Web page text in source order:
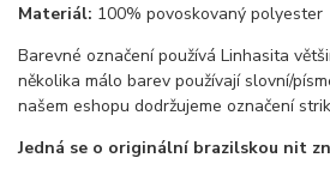
Materiál: 100% povoskovaný polyester
Barevné označení používá Linhasita
několika málo barev používají slovní/
našem eshopu dodržujeme označení
Jedná se o originální brazilskou nit